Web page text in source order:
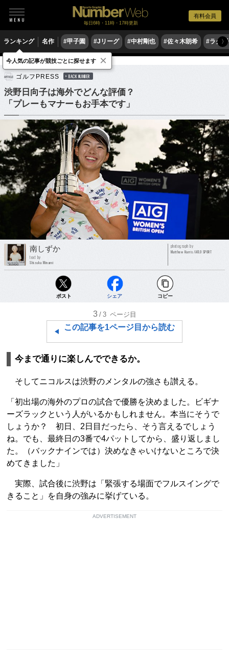
有料会員
毎日6時・11時・17時更新
ランキング 名作 #甲子園 #Jリーグ #中村剛也 #佐々木朗希 #ラグ〉
ゴルフ 女子ゴルフ
ゴルフPRESS BACK NUMBER
渋野日向子は海外でどんな評価？
「プレーもマナーもお手本です」
南しずか
text by
Shizuka Minami
photograph by
Matthew Harris/AFLO SPORT
ポスト シェア コピー
3 /3 ページ目
この記事を1ページ目から読む
今まで通りに楽しんでできるか。
そしてニコルスは渋野のメンタルの強さも讃える。
「初出場の海外のプロの試合で優勝を決めました。ビギナ
ーズラックという人がいるかもしれません。本当にそうで
しょうか？ 初日、2日目だったら、そう言えるでしょう
ね。でも、最終日の3番で4パットしてから、盛り返しまし
た。（バックナインでは）決めなきゃいけないところで決
めてきました」
実際、試合後に渋野は「緊張する場面でフルスイングで
きること」を自身の強みに挙げている。
ADVERTISEMENT
今人気の記事が競技ごとに探せます ×